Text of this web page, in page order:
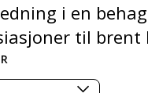
i en
til